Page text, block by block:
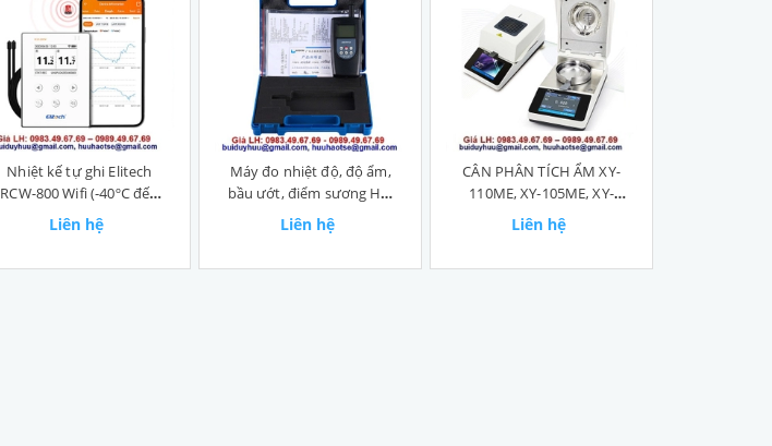
Nhiệt kế tự ghi Elitech
RCW-800 Wifi (-40ºC đến
80ºC)
Liên hệ
Máy đo nhiệt độ, độ ẩm,
bầu ướt, điểm sương HT-
1292D
Liên hệ
CÂN PHÂN TÍCH ẨM XY-
110ME, XY-105ME, XY-
101ME
Liên hệ